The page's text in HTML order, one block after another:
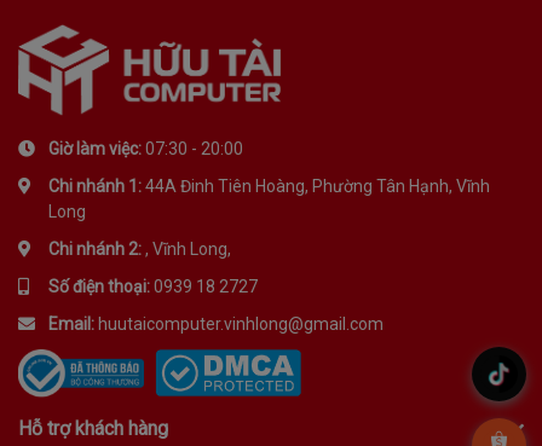
Giờ làm việc:07:30 - 20:00
Chi nhánh 1:44A Đinh Tiên Hoàng, Phường Tân Hạnh, Vĩnh
Long
Chi nhánh 2:, Vĩnh Long,
Số điện thoại:0939 18 2727
Email: huutaicomputer.vinhlong@gmail.com
Hỗ trợ khách hàng
.